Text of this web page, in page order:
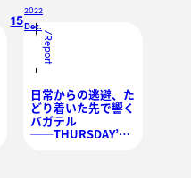
の
15
2022
Dec./
Report
日常からの逃避、た
どり着いた先で響く
バガテル
──THURSDAY’S
Bagatelles』